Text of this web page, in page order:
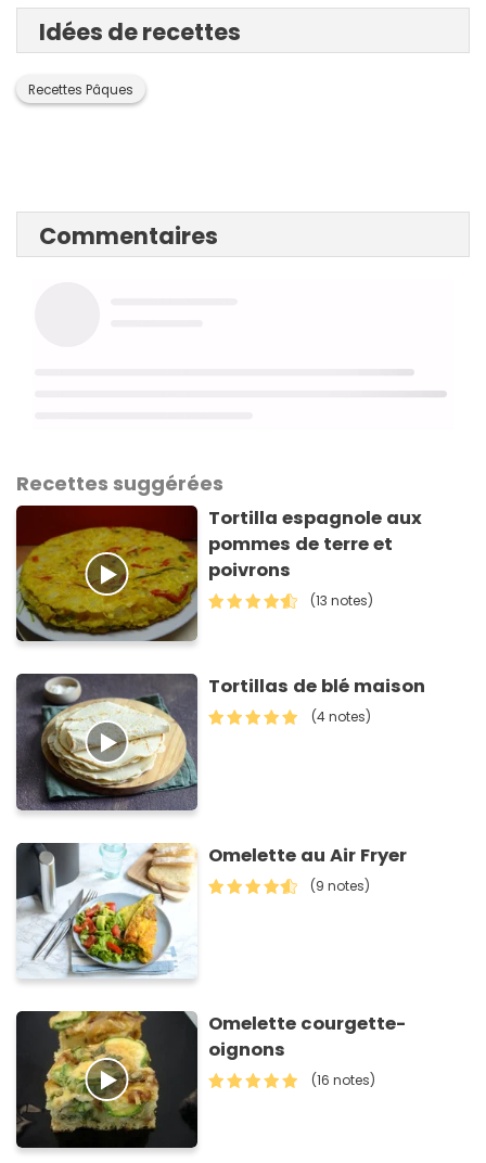
Idées de recettes
Recettes Pâques
Commentaires
Recettes suggérées
Tortilla espagnole aux
pommes de terre et
poivrons
(13 notes)
Tortillas de blé maison
(4 notes)
Omelette au Air Fryer
(9 notes)
Omelette courgette-
oignons
(16 notes)